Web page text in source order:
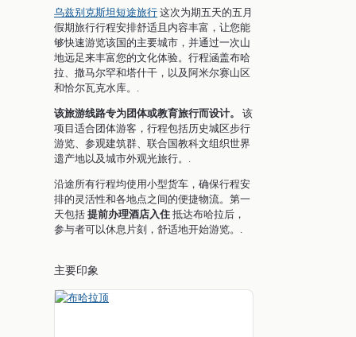
乌兹别克斯坦短途旅行 这次为期五天的五月
假期旅行行程安排舒适且内容丰富，让您能
够快速游览该国的主要城市，并通过一次山
地远足来丰富您的文化体验。行程涵盖布哈
拉、撒马尔罕和塔什干，以及阿米尔赛山区
和恰尔瓦克水库。.
该旅游线路专为团体或教育旅行而设计。
该
项目适合团体游客，行程包括历史城区步行
游览、参观建筑群、联合国教科文组织世界
遗产地以及城市外观光旅行。.
沿途所有行程均使用小型货车，确保行程安
排的灵活性和各地点之间的便捷物流。第一
天包括 提前办理酒店入住 抵达布哈拉后，
参与者可以休息片刻，舒适地开始游览。.
主要印象